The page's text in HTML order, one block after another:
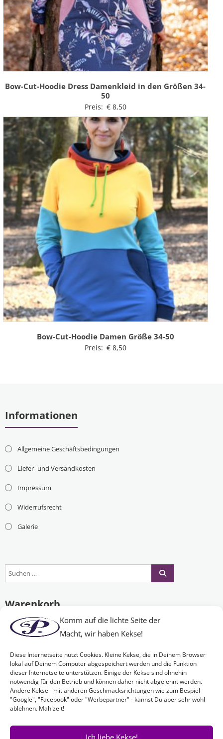
Komm auf die lichte Seite der
Macht, wir haben Kekse!
Diese Internetseite nutzt Cookies. Kleine Kekse, die in Deinem Browser
lokal auf Deinem Computer abgespeichert werden und die Funktion
dieser Internetseite unterstützen. Einige der Kekse sind ohnehin
notwendig für den Betrieb und können daher nicht abgelehnt werden.
Andere Kekse - mit anderen Geschmacksrichtungen wie zum Bespiel
"Google", "Facebook" oder "Werbepartner" - kannst Du aber sehr wohl
ablehnen. Mahlzeit!
Ich liebe Kekse!
Bow-Cut-Hoodie Dress Damenkleid in den Größen 34-
50
Preis: €8,50
Bow-Cut-Hoodie Damen Größe 34-50
Preis: €8,50
Informationen
Allgemeine Geschäftsbedingungen
Liefer- und Versandkosten
Impressum
Widerrufsrecht
Galerie
Warenkorb
Es befinden sich keine Produkte im Warenkorb.
Nichts Passendes gefunden?
Wenn Sie nach etwas Bestimmtem suchen oder gerne ein Produkt
Ihren Wünschen entsprechend anfertigen lassen möchten,
einfach!